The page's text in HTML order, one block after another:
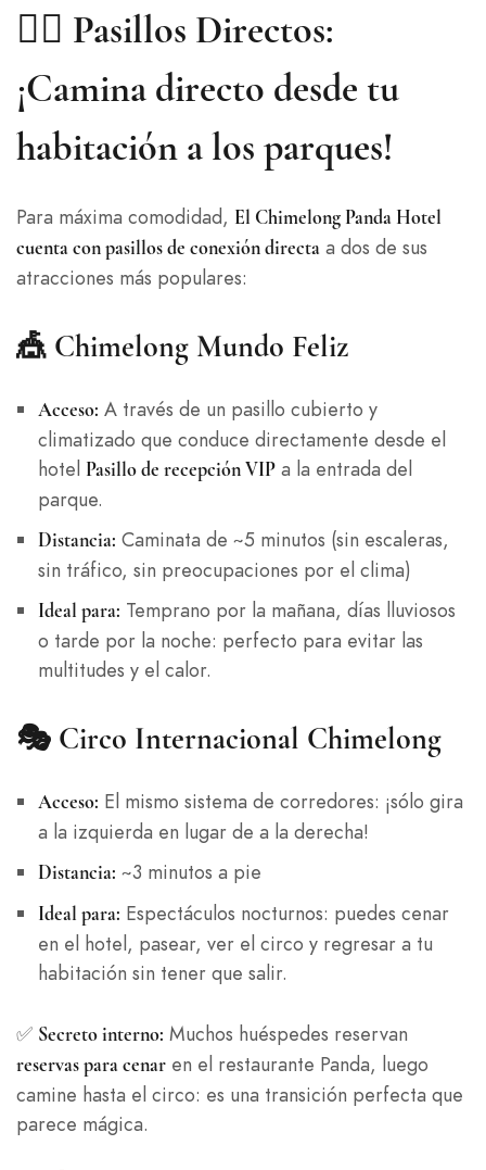
🚶‍♀️ Pasillos Directos:
¡Camina directo desde tu
habitación a los parques!
Para máxima comodidad, El Chimelong Panda Hotel
cuenta con pasillos de conexión directa a dos de sus
atracciones más populares:
🎪 Chimelong Mundo Feliz
Acceso: A través de un pasillo cubierto y
climatizado que conduce directamente desde el
hotel Pasillo de recepción VIPa la entrada del
parque.
Distancia: Caminata de ~5 minutos (sin escaleras,
sin tráfico, sin preocupaciones por el clima)
Ideal para: Temprano por la mañana, días lluviosos
o tarde por la noche: perfecto para evitar las
multitudes y el calor.
🎭 Circo Internacional Chimelong
Acceso: El mismo sistema de corredores: ¡sólo gira
a la izquierda en lugar de a la derecha!
Distancia: ~3 minutos a pie
Ideal para: Espectáculos nocturnos: puedes cenar
en el hotel, pasear, ver el circo y regresar a tu
habitación sin tener que salir.
✅ Secreto interno: Muchos huéspedes reservan
reservas para cenar en el restaurante Panda, luego
camine hasta el circo: es una transición perfecta que
parece mágica.